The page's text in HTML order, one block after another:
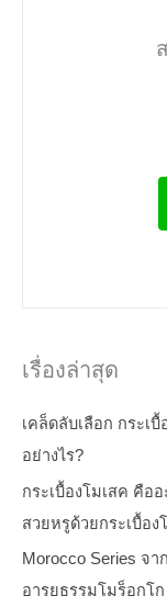
เรื่องล่าสุด
เคล็ดลับเลือก กระเ
อย่างไร?
กระเบื้องโมเสค คือ
สวยหรูด้วยกระเบื้อง
Morocco Series จ
อารยธรรมโมร็อกโ